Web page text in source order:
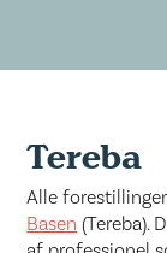
Tereba
Alle
Basen (Tereba).